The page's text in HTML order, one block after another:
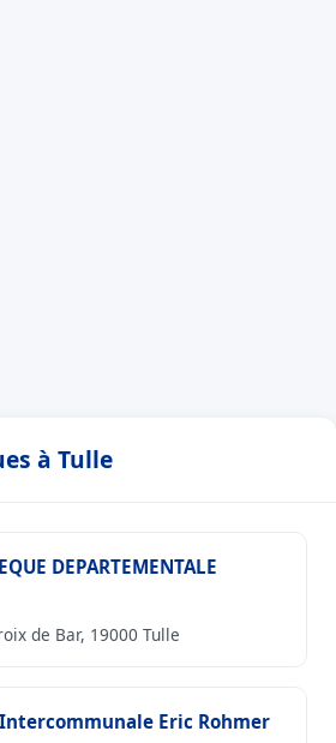
à Tulle
DEPARTEMENTALE
de Bar, 19000 Tulle
Eric Rohmer